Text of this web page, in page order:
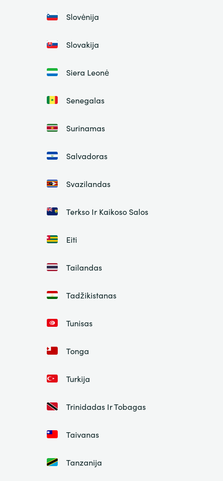
Slovėnija
Slovakija
Siera Leonė
Senegalas
Surinamas
Salvadoras
Svazilandas
Terkso Ir Kaikoso Salos
Eiti
Tailandas
Tadžikistanas
Tunisas
Tonga
Turkija
Trinidadas Ir Tobagas
Taivanas
Tanzanija